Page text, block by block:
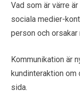
Vad som är värre
sociala medier-
person och
Kommunikation är
kundinteraktion om
sida.